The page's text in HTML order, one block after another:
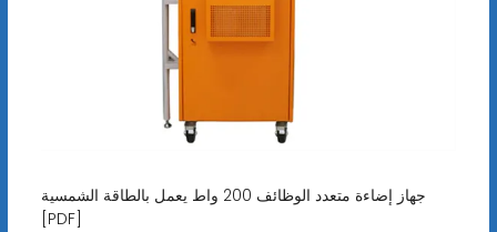
جهاز إضاءة متعدد الوظائف 200 واط يعمل بالطاقة الشمسية
[PDF]